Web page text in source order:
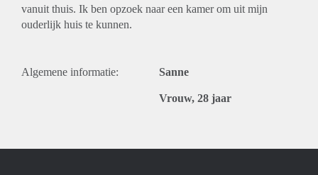
vanuit thuis. Ik ben opzoek naar een kamer om uit mijn
ouderlijk huis te kunnen.
Algemene informatie: Sanne
Vrouw, 28 jaar